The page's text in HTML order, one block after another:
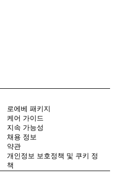
로에베 패키지
케어 가이드
지속 가능성
채용 정보
약관
개인정보 보호정책 및 쿠키 정
책